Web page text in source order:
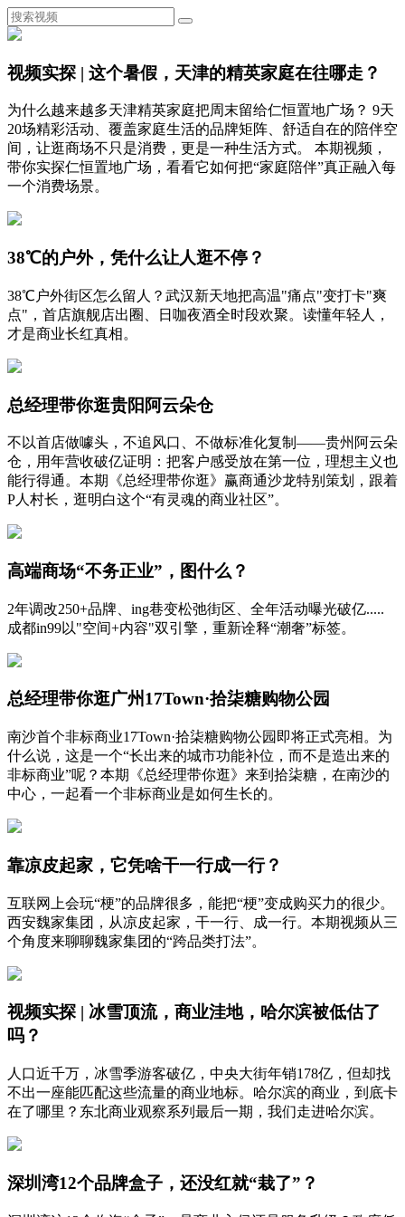
视频实探 | 这个暑假，天津的精英家庭在往哪走？
为什么越来越多天津精英家庭把周末留给仁恒置地广场？ 9天
20场精彩活动、覆盖家庭生活的品牌矩阵、舒适自在的陪伴空
间，让逛商场不只是消费，更是一种生活方式。 本期视频，
带你实探仁恒置地广场，看看它如何把“家庭陪伴”真正融入每
一个消费场景。
38℃的户外，凭什么让人逛不停？
38℃户外街区怎么留人？武汉新天地把高温"痛点"变打卡"爽
点"，首店旗舰店出圈、日咖夜酒全时段欢聚。读懂年轻人，
才是商业长红真相。
总经理带你逛贵阳阿云朵仓
不以首店做噱头，不追风口、不做标准化复制——贵州阿云朵
仓，用年营收破亿证明：把客户感受放在第一位，理想主义也
能行得通。本期《总经理带你逛》赢商通沙龙特别策划，跟着
P人村长，逛明白这个“有灵魂的商业社区”。
高端商场“不务正业”，图什么？
2年调改250+品牌、ing巷变松弛街区、全年活动曝光破亿.....
成都in99以"空间+内容"双引擎，重新诠释“潮奢”标签。
总经理带你逛广州17Town·拾柒糖购物公园
南沙首个非标商业17Town·拾柒糖购物公园即将正式亮相。为
什么说，这是一个“长出来的城市功能补位，而不是造出来的
非标商业”呢？本期《总经理带你逛》来到拾柒糖，在南沙的
中心，一起看一个非标商业是如何生长的。
靠凉皮起家，它凭啥干一行成一行？
互联网上会玩“梗”的品牌很多，能把“梗”变成购买力的很少。
西安魏家集团，从凉皮起家，干一行、成一行。本期视频从三
个角度来聊聊魏家集团的“跨品类打法”。
视频实探 | 冰雪顶流，商业洼地，哈尔滨被低估了
吗？
人口近千万，冰雪季游客破亿，中央大街年销178亿，但却找
不出一座能匹配这些流量的商业地标。哈尔滨的商业，到底卡
在了哪里？东北商业观察系列最后一期，我们走进哈尔滨。
深圳湾12个品牌盒子，还没红就“栽了”？